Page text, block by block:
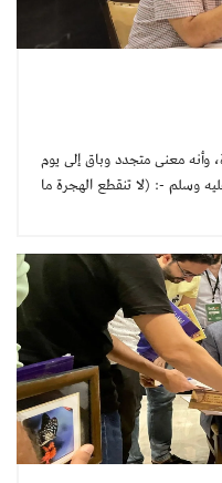
وأنه معنى متجدد وباق إلى يوم
وسلم -: (لا تنقطع الهجرة ما